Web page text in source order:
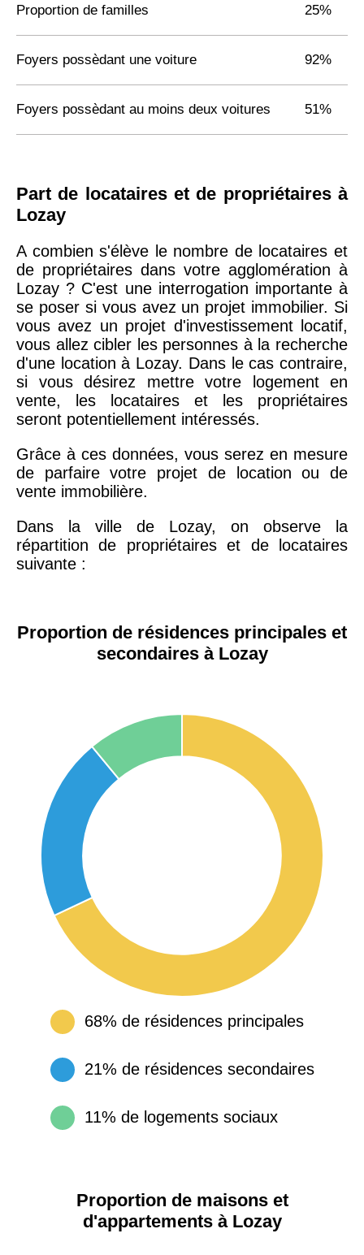
Proportion de familles 25%
Foyers possèdant une voiture 92%
Foyers possèdant au moins deux voitures 51%
Part de locataires et de propriétaires à
Lozay
A combien s'élève le nombre de locataires et
de propriétaires dans votre agglomération à
Lozay ? C'est une interrogation importante à
se poser si vous avez un projet immobilier. Si
vous avez un projet d'investissement locatif,
vous allez cibler les personnes à la recherche
d'une location à Lozay. Dans le cas contraire,
si vous désirez mettre votre logement en
vente, les locataires et les propriétaires
seront potentiellement intéressés.
Grâce à ces données, vous serez en mesure
de parfaire votre projet de location ou de
vente immobilière.
Dans la ville de Lozay, on observe la
répartition de propriétaires et de locataires
suivante :
Proportion de résidences principales et
secondaires à Lozay
68% de résidences principales
21% de résidences secondaires
11% de logements sociaux
Proportion de maisons et
d'appartements à Lozay